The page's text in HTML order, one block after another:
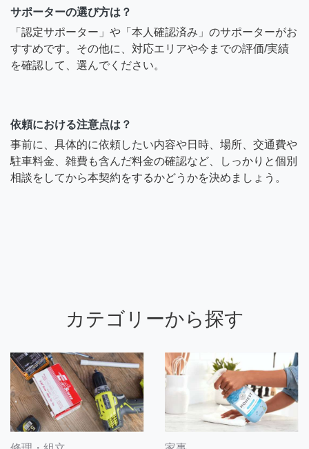
サポーターの選び方は？
「認定サポーター」や「本人確認済み」のサポーターがお
すすめです。その他に、対応エリアや今までの評価/実績
を確認して、選んでください。
依頼における注意点は？
事前に、具体的に依頼したい内容や日時、場所、交通費や
駐車料金、雑費も含んだ料金の確認など、しっかりと個別
相談をしてから本契約をするかどうかを決めましょう。
カテゴリーから探す